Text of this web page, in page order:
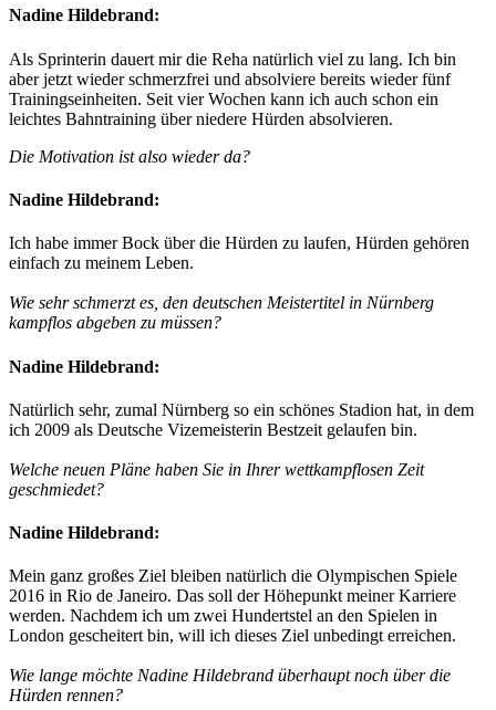
Nadine Hildebrand:
Als Sprinterin dauert mir die Reha natürlich viel zu lang. Ich bin
aber jetzt wieder schmerzfrei und absolviere bereits wieder fünf
Trainingseinheiten. Seit vier Wochen kann ich auch schon ein
leichtes Bahntraining über niedere Hürden absolvieren.
Die Motivation ist also wieder da?
Nadine Hildebrand:
Ich habe immer Bock über die Hürden zu laufen, Hürden gehören
einfach zu meinem Leben.
Wie sehr schmerzt es, den deutschen Meistertitel in Nürnberg
kampflos abgeben zu müssen?
Nadine Hildebrand:
Natürlich sehr, zumal Nürnberg so ein schönes Stadion hat, in dem
ich 2009 als Deutsche Vizemeisterin Bestzeit gelaufen bin.
Welche neuen Pläne haben Sie in Ihrer wettkampflosen Zeit
geschmiedet?
Nadine Hildebrand:
Mein ganz großes Ziel bleiben natürlich die Olympischen Spiele
2016 in Rio de Janeiro. Das soll der Höhepunkt meiner Karriere
werden. Nachdem ich um zwei Hundertstel an den Spielen in
London gescheitert bin, will ich dieses Ziel unbedingt erreichen.
Wie lange möchte Nadine Hildebrand überhaupt noch über die
Hürden rennen?